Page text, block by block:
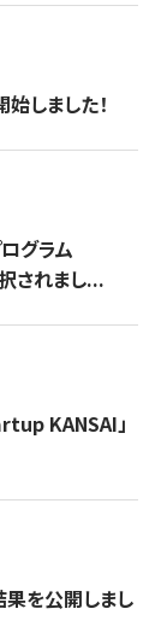
しました！
グラム
されまし...
KANSAI」
果を公開しまし